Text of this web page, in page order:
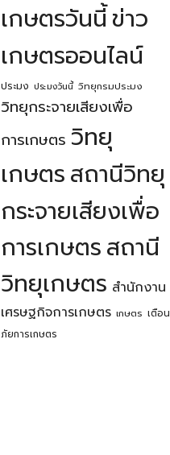
เกษตรวันนี้ ข่าว
เกษตรออนไลน์
ประมง ประมงวันนี้ วิทยุกรมประมง
วิทยุกระจายเสียงเพื่อ
การเกษตร วิทยุ
เกษตรสถานีวิทยุ
กระจายเสียงเพื่อ
การเกษตรสถานี
วิทยุเกษตร สำนักงาน
เศรษฐกิจการเกษตร เกษตร เตือน
ภัยการเกษตร